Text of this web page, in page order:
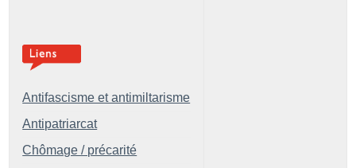
Antifascisme et antimiltarisme
Antipatriarcat
Chômage / précarité